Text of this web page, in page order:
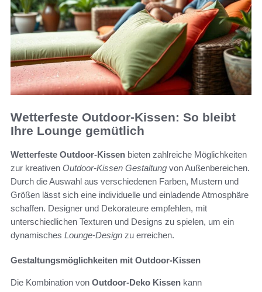
Wetterfeste Outdoor-Kissen: So bleibt
Ihre Lounge gemütlich
Wetterfeste Outdoor-Kissen bieten zahlreiche Möglichkeiten
zur kreativen Outdoor-Kissen Gestaltung von Außenbereichen.
Durch die Auswahl aus verschiedenen Farben, Mustern und
Größen lässt sich eine individuelle und einladende Atmosphäre
schaffen. Designer und Dekorateure empfehlen, mit
unterschiedlichen Texturen und Designs zu spielen, um ein
dynamisches Lounge-Design zu erreichen.
Gestaltungsmöglichkeiten mit Outdoor-Kissen
Die Kombination von Outdoor-Deko Kissen kann